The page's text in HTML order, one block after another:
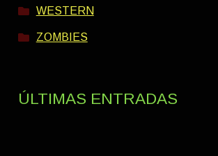
WESTERN
ZOMBIES
ÚLTIMAS ENTRADAS